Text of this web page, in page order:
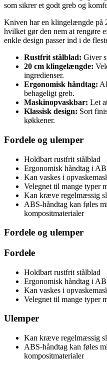
som sikrer et godt greb og
Kniven har en klingelængde på
hvilket gør den nem at rengøre
enkle design passer ind i de
Rustfrit stålblad: Giver
20 cm klingelængde:
ingredienser.
Ergonomisk håndtag:
behageligt greb.
Maskinopvaskbar: Let
Klassisk design: Sort
køkkener.
Fordele og ulemper
Holdbart rustfrit stålblad
Ergonomisk håndtag i
Kan vaskes i
Velegnet til mange typer
Kan kræve regelmæssig
ABS-håndtag kan føles
kompositmaterialer
Fordele og ulemper
Fordele
Holdbart rustfrit stålblad
Ergonomisk håndtag i
Kan vaskes i
Velegnet til mange typer
Ulemper
Kan kræve regelmæssig
ABS-håndtag kan føles
kompositmaterialer